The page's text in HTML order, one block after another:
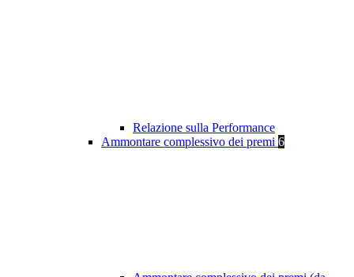
Relazione sulla Performance
Ammontare complessivo dei premi 6